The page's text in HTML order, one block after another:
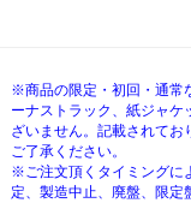
※商品の限定・初回・通常
ーナストラック、紙ジャ
ざいません。記載されてお
ご了承ください。
※ご注文頂くタイミングに
定、製造中止、廃盤、限定